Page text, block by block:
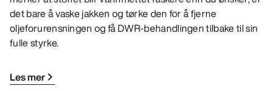
det bare å vaske jakken og tørke den for å fjerne
oljeforurensningen og få DWR-behandlingen tilbake til sin
fulle styrke.
Les mer